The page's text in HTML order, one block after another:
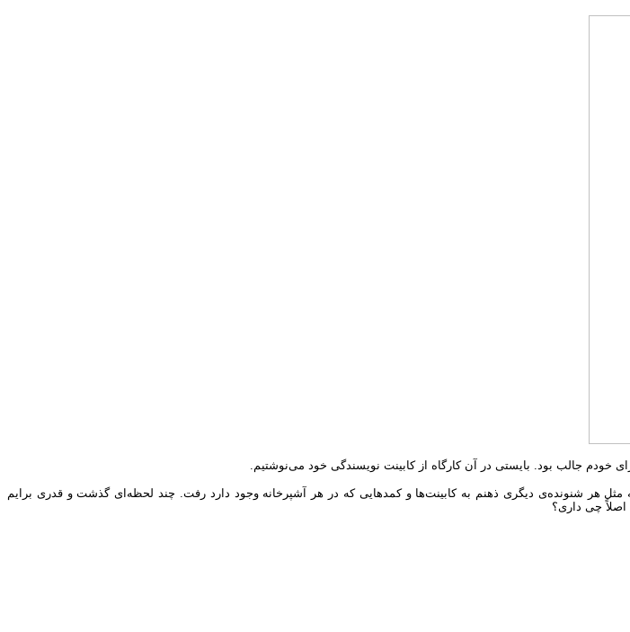
خودم جالب بود. بایستی در آن کارگاه از کابینت نویسندگی خود می‌نوشتیم.
هر شنونده‌ی دیگری ذهنم به کابینت‌ها و کمدهایی که در هر آشپرخانه وجود دارد رفت. چند لحظه‌ای گذشت و قدری برایم
چی داری؟